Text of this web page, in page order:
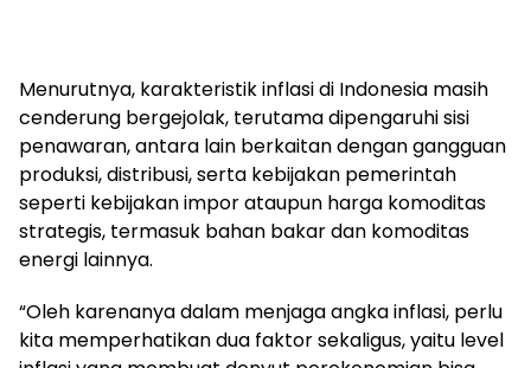
Menurutnya, karakteristik inflasi di Indonesia masih
cenderung bergejolak, terutama dipengaruhi sisi
penawaran, antara lain berkaitan dengan gangguan
produksi, distribusi, serta kebijakan pemerintah
seperti kebijakan impor ataupun harga komoditas
strategis, termasuk bahan bakar dan komoditas
energi lainnya.
“Oleh karenanya dalam menjaga angka inflasi, perlu
kita memperhatikan dua faktor sekaligus, yaitu level